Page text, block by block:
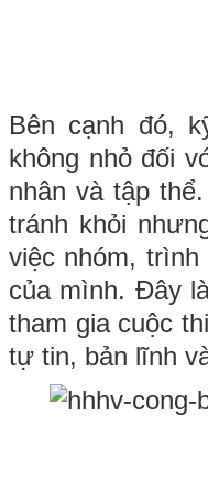
Bên cạnh đó,
không nhỏ đối
nhân và tập
tránh khỏi
việc nhóm,
của mình. Đây
tham gia cuộc
tự tin, bản lĩnh